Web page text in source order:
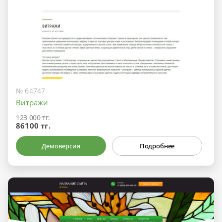
№ 64747
Витражи
123 000 тг.
86100 тг.
Демоверсия Подробнее